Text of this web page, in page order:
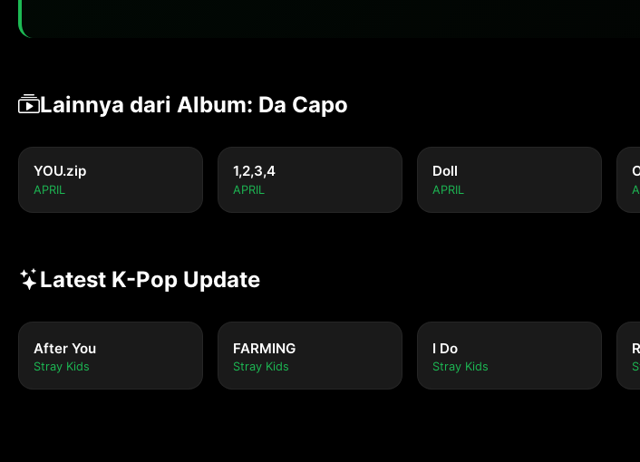
Lainnya dari Album: Da Capo
YOU.zip
APRIL
1,2,3,4
APRIL
Doll
APRIL
Latest K-Pop Update
After You
Stray Kids
FARMING
Stray Kids
I Do
Stray Kids